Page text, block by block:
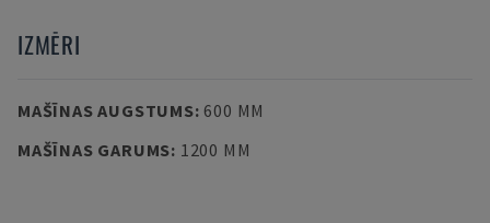
IZMĒRI
MAŠĪNAS AUGSTUMS: 600 MM
MAŠĪNAS GARUMS: 1200 MM